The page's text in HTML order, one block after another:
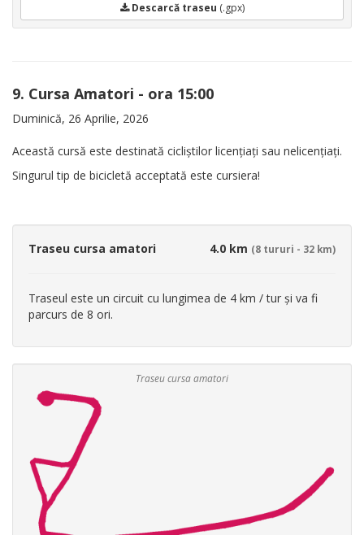
Descarcă traseu (.gpx)
9. Cursa Amatori - ora 15:00
Duminică, 26 Aprilie, 2026
Această cursă este destinată cicliștilor licențiați sau nelicențiați.
Singurul tip de bicicletă acceptată este cursiera!
Traseu cursa amatori 4.0 km (8 tururi - 32 km)
Traseul este un circuit cu lungimea de 4 km / tur și va fi
parcurs de 8 ori.
Traseu cursa amatori